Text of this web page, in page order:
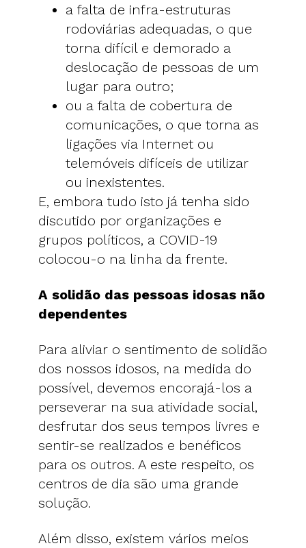
a falta de infra-estruturas
rodoviárias adequadas, o que
torna difícil e demorado a
deslocação de pessoas de um
lugar para outro;
ou a falta de cobertura de
comunicações, o que torna as
ligações via Internet ou
telemóveis difíceis de utilizar
ou inexistentes.
E, embora tudo isto já tenha sido
discutido por organizações e
grupos políticos, a COVID-19
colocou-o na linha da frente.
A solidão das pessoas idosas não
dependentes
Para aliviar o sentimento de solidão
dos nossos idosos, na medida do
possível, devemos encorajá-los a
perseverar na sua atividade social,
desfrutar dos seus tempos livres e
sentir-se realizados e benéficos
para os outros. A este respeito, os
centros de dia são uma grande
solução.
Além disso, existem vários meios